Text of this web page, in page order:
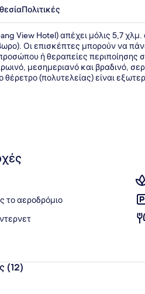
Πολιτικές
View Hotel) απέχει μόλις 5,7
Οι επισκέπτες μπορούν να
ή θεραπείες περιποίησης
μεσημεριανό και βραδινό,
(πολυτελείας) είναι
αεροδρόμιο
(12)